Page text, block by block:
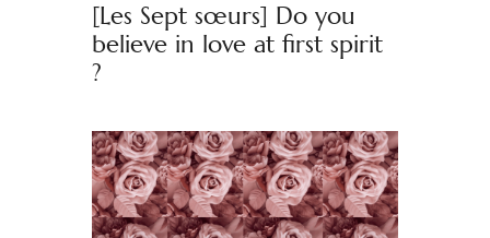
[Les Sept sœurs] Do you
believe in love at first spirit
?